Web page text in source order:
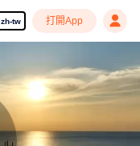
zh-tw 打開App